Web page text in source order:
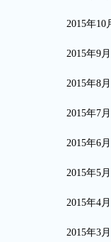
2015年10
2015年9月
2015年8月
2015年7月
2015年6月
2015年5月
2015年4月
2015年3月